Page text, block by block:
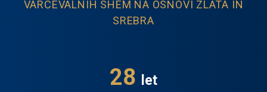
VARČEVALNIH SHEM NA OSNOVI ZLATA IN
SREBRA
28 let